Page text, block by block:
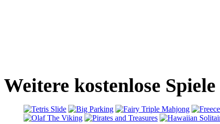
Weitere kostenlose